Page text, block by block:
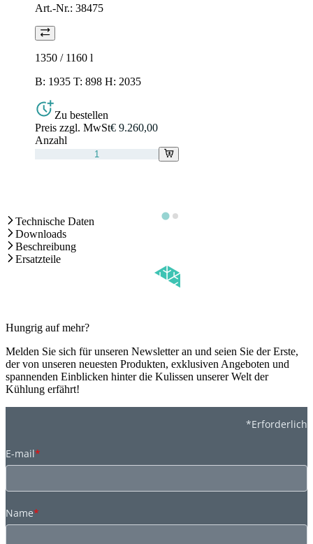
Art.-Nr.: 38475
1350 / 1160 l
B: 1935 T: 898 H: 2035
Zu bestellen
Preis zzgl. MwSt€ 9.260,00
Anzahl
Technische Daten
Downloads
Beschreibung
Ersatzteile
Hungrig auf mehr?
Melden Sie sich für unseren Newsletter an und seien Sie der Erste,
der von unseren neuesten Produkten, exklusiven Angeboten und
spannenden Einblicken hinter die Kulissen unserer Welt der
Kühlung erfährt!
*Erforderlich
E-mail*
Name*